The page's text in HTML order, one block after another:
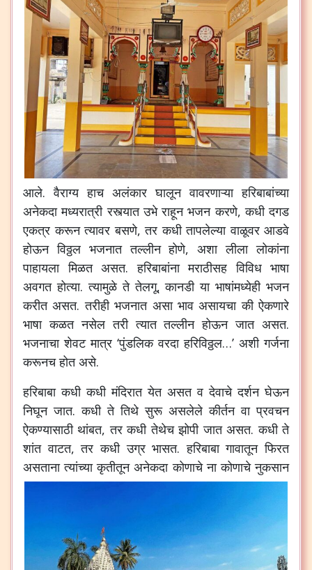
आले.वैराग्य हाच अलंकार घालून वावरणाऱ्या हरिबाबांच्या
अनेकदा मध्यरात्री रस्त्यात उभे राहून भजन करणे,कधी दगड
एकत्र करून त्यावर बसणे,तर कधी तापलेल्या वाळूवर आडवे
होऊन विठ्ठल भजनात तल्लीन होणे,अशा लीला लोकांना
पाहायला मिळत असत.हरिबाबांना मराठीसह विविध भाषा
अवगत होत्या.त्यामुळे ते तेलगू,कानडी या भाषांमध्येही भजन
करीत असत.तरीही भजनात असा भाव असायचा की ऐकणारे
भाषा कळत नसेल तरी त्यात तल्लीन होऊन जात असत.
भजनाचा शेवट मात्र ‘पुंडलिक वरदा हरिविठ्ठल…’ अशी गर्जना
करूनच होत असे.
हरिबाबा कधी कधी मंदिरात येत असत व देवाचे दर्शन घेऊन
निघून जात.कधी ते तिथे सुरू असलेले कीर्तन वा प्रवचन
ऐकण्यासाठी थांबत,तर कधी तेथेच झोपी जात असत.कधी ते
शांत वाटत,तर कधी उग्र भासत.हरिबाबा गावातून फिरत
असताना त्यांच्या कृतीतून अनेकदा कोणाचे ना कोणाचे नुकसान